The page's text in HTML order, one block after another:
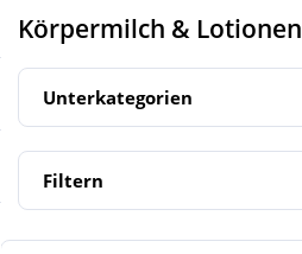
ÜBERSICHT AKTIONEN
Aktuelle Coupons
Neuheiten
ÜBERSICHT KATEGORIEN
Arzneimittel
Diabetes
Körpermilch & Lotionen
Unterkategorien
Filtern